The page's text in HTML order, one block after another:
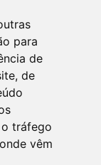
para
de
de
tráfego
vêm
em qualquer
Leia mais